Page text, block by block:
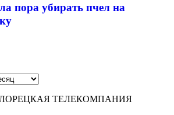
пора убирать пчел на
ТЕЛЕКОМПАНИЯ